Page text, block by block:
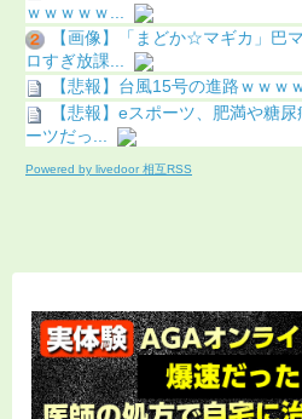
ｗｗｗｗｗ...
【画像】「まどか☆マギカ」巴
ロすぎ放課...
【悲報】台風15号の進路ｗｗｗ
【悲報】eスポーツ、肥満や糖
ーツだっ...
Powered by livedoor 相互RSS